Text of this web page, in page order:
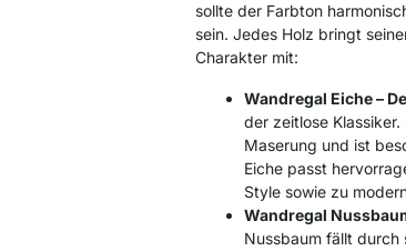
sollte der Farbton
sein. Jedes Holz bringt
Charakter mit:
Wandregal Eiche –
der zeitlose
Maserung und ist
Eiche passt
Style sowie zu
Wandregal
Nussbaum fällt durch